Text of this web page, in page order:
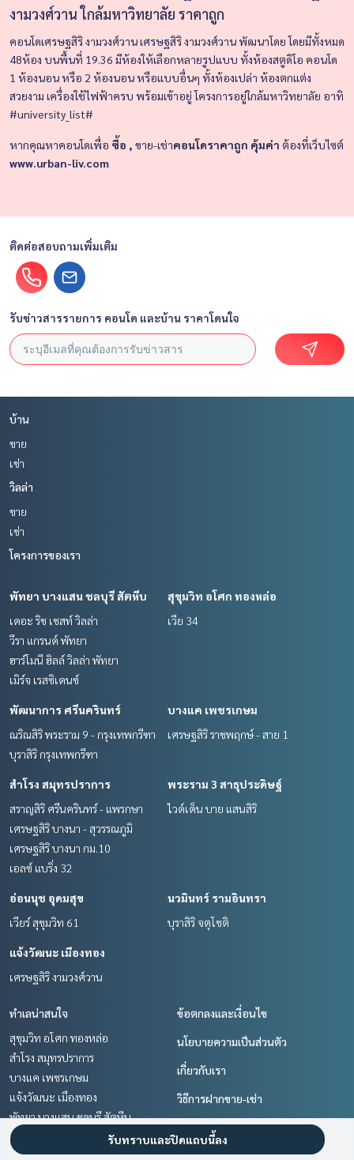
งามวงศ์วาน ใกล้มหาวิทยาลัย ราคาถูก
คอนโดเศรษฐสิริ งามวงศ์วาน เศรษฐสิริ งามวงศ์วานพัฒนาโดยโดยมีทั้งหมด
48ห้อง บนพื้นที่ 19.36 มีห้องให้เลือกหลายรูปแบบ ทั้งห้องสตูดิโอ คอนโด
1 ห้องนอน หรือ 2 ห้องนอน หรือแบบอื่นๆ ทั้งห้องเปล่า ห้องตกแต่ง
สวยงาม เครื่องใช้ไฟฟ้าครบ พร้อมเข้าอยู่โครงการอยู่ใกล้มหาวิทยาลัย อาทิ
#university_list#
หากคุณหาคอนโดเพื่อ ซื้อ , ขาย-เช่าคอนโดราคาถูก คุ้มค่า ต้องที่เว็บไซต์
www.urban-liv.com
ติดต่อสอบถามเพิ่มเติม
รับข่าวสารรายการ คอนโด และบ้าน ราคาโดนใจ
บ้าน
ขาย
เช่า
วิลล่า
ขาย
เช่า
โครงการของเรา
พัทยา บางแสน ชลบุรี สัตหีบ
เดอะ ริช เชสท์ วิลล่า
วีรา แกรนด์ พัทยา
ฮาร์โมนี ฮิลล์ วิลล่า พัทยา
เมิร์จ เรสซิเดนซ์
สุขุมวิท อโศก ทองหล่อ
เวีย 34
พัฒนาการ ศรีนครินทร์
ณริณสิริ พระราม 9 - กรุงเทพกรีฑา
บุราสิริ กรุงเทพกรีฑา
บางแค เพชรเกษม
เศรษฐสิริ ราชพฤกษ์ - สาย 1
สำโรง สมุทรปราการ
สราญสิริ ศรีนครินทร์ - แพรกษา
เศรษฐสิริ บางนา - สุวรรณภูมิ
เศรษฐสิริ บางนา กม.10
เอลซ์ แบริ่ง 32
พระราม 3 สาธุประดิษฐ์
ไวด์เด็น บาย แสนสิริ
อ่อนนุช อุดมสุข
เวียร์ สุขุมวิท 61
นวมินทร์ รามอินทรา
บุราสิริ จตุโชติ
แจ้งวัฒนะ เมืองทอง
เศรษฐสิริ งามวงศ์วาน
ทำเลน่าสนใจ
สุขุมวิท อโศก ทองหล่อ
สำโรง สมุทรปราการ
บางแค เพชรเกษม
แจ้งวัฒนะ เมืองทอง
พัทยา บางแสน ชลบุรี สัตหีบ
นวมินทร์ รามอินทรา
พระราม 3 สาธุประดิษฐ์
ข้อตกลงและเงื่อนไข
นโยบายความเป็นส่วนตัว
เกี่ยวกับเรา
วิธีการฝากขาย-เช่า
ติดต่อ
รับทราบและปิดแถบนี้ลง